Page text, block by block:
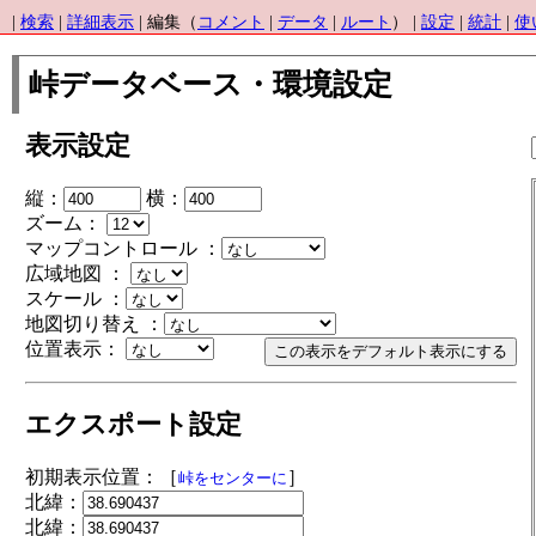
検索 詳細表示 | 編集（ コメント データ ルート ） | 設定 統計 使
峠データベース・環境設定
表示設定
縦：
横：
ズーム：
マップコントロール ：
広域地図 ：
スケール ：
地図切り替え ：
位置表示：
エクスポート設定
初期表示位置：［峠をセンターに ］
北緯：
北緯：